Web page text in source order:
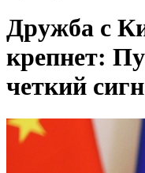
Дружба с
крепнет:
четкий